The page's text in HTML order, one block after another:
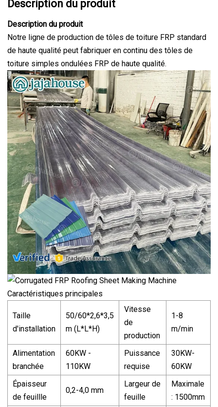
Description du produit
Description du produit
Notre ligne de production de tôles de toiture FRP standard
de haute qualité peut fabriquer en continu des tôles de
toiture simples ondulées FRP de haute qualité.
Caractéristiques principales
Taille
d'installation
50/60*2,6*3,5
m (L*L*H)
Vitesse
de
production
1-8
m/min
Alimentation
branchée
60KW -
110KW
Puissance
requise
30KW-
60KW
Épaisseur
de feuillle
0,2-4,0 mm
Largeur de
feuille
Maximale
: 1500mm